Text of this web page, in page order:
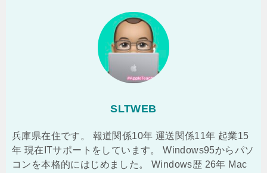
SLTWEB
兵庫県在住です。 報道関係10年 運送関係11年 起業15
年 現在ITサポートをしています。 Windows95からパソ
コンを本格的にはじめました。 Windows歴 26年 Mac